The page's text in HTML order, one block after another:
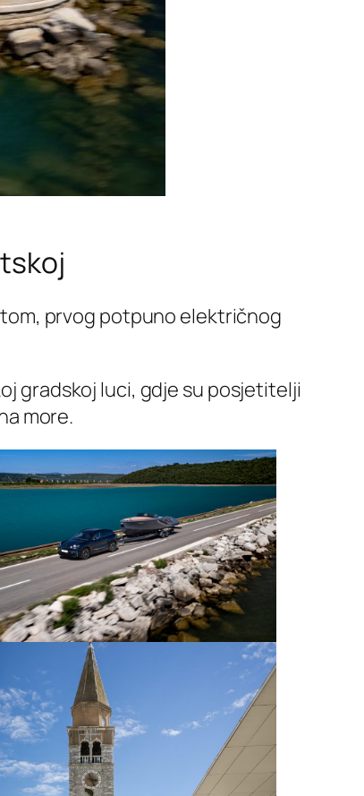
prvog potpuno električnog
gradskoj luci, gdje su posjetitelji
more.